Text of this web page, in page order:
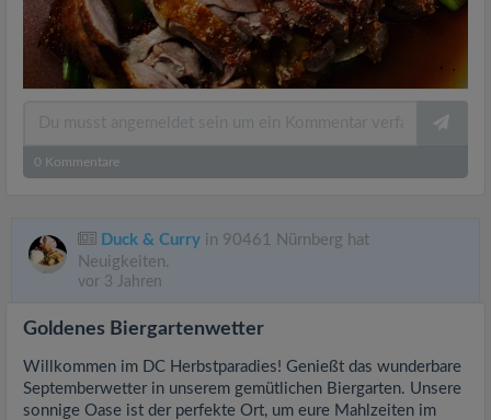
0 Kommentare
Duck & Curry in 90461 Nürnberg hat
Neuigkeiten.
vor 3 Jahren
Goldenes Biergartenwetter
Willkommen im DC Herbstparadies! Genießt das wunderbare
Septemberwetter in unserem gemütlichen Biergarten. Unsere
sonnige Oase ist der perfekte Ort, um eure Mahlzeiten im